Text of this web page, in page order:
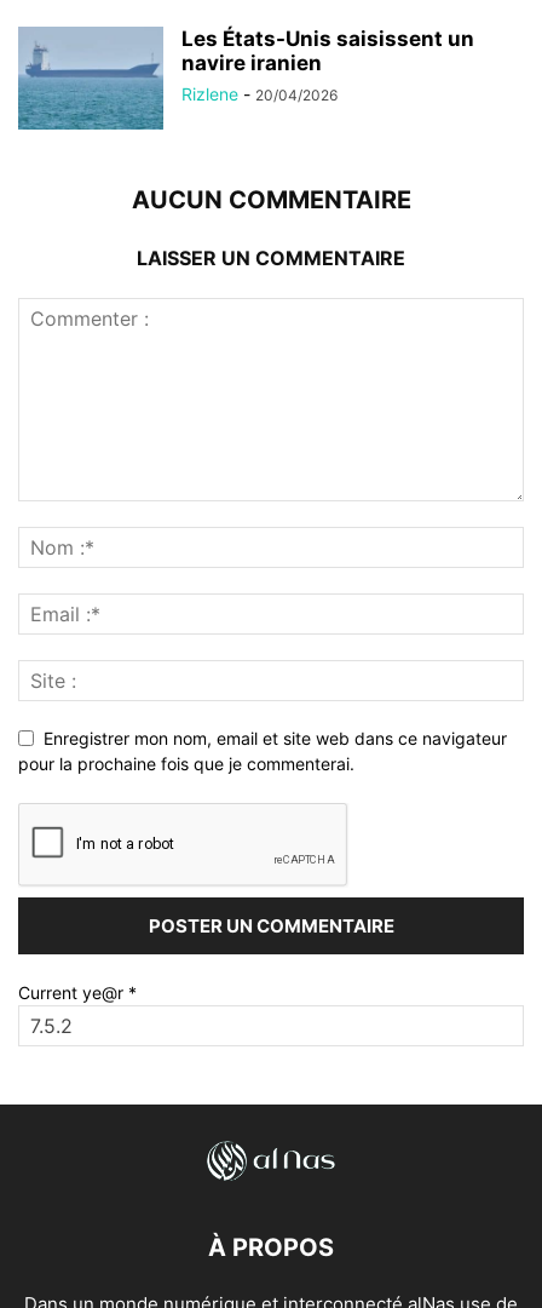
Les États-Unis saisissent un
navire iranien
Rizlene - 20/04/2026
AUCUN COMMENTAIRE
LAISSER UN COMMENTAIRE
Enregistrer mon nom, email et site web dans ce navigateur
pour la prochaine fois que je commenterai.
Current ye@r *
À PROPOS